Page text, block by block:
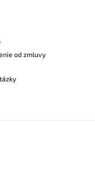
od zmluvy